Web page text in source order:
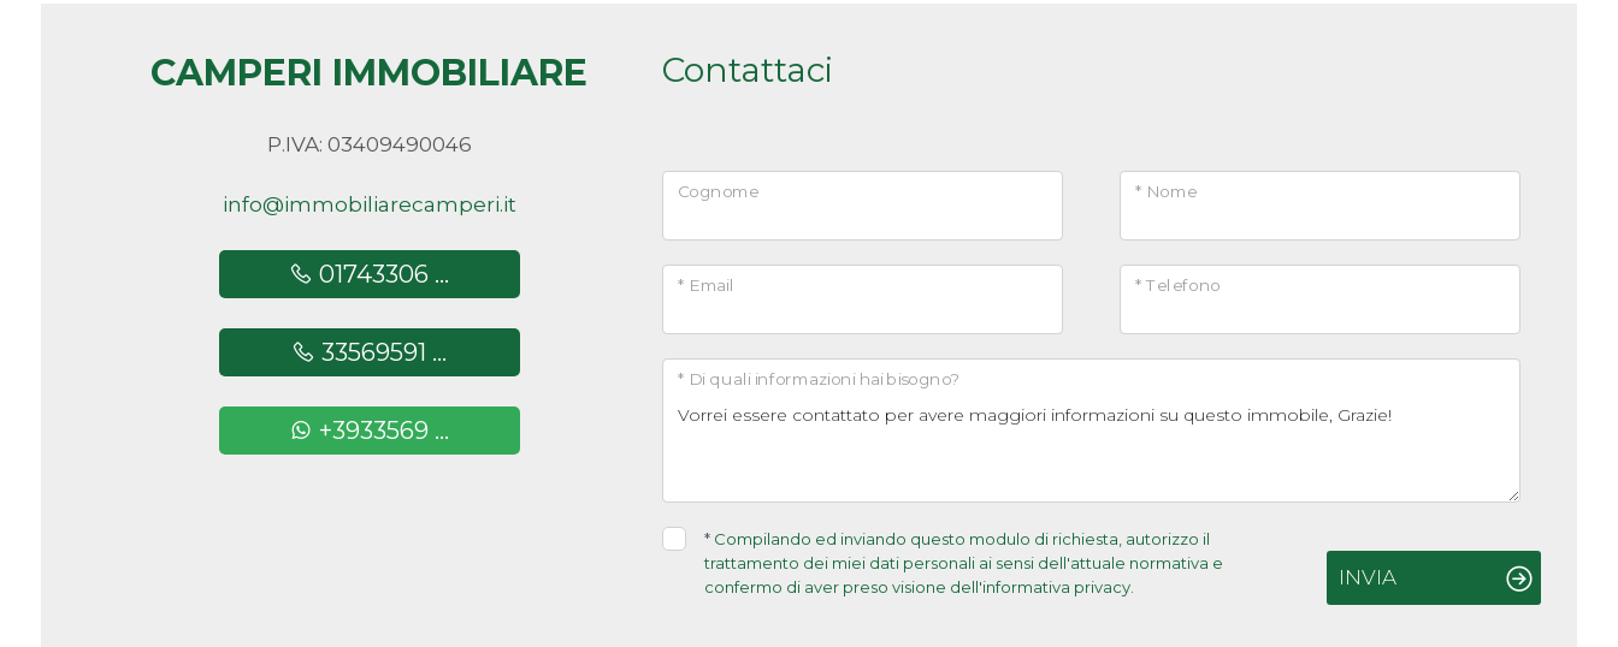
CAMPERI IMMOBILIARE
P.IVA: 03409490046
info@immobiliarecamperi.it
01743306 ...
33569591 ...
+3933569 ...
Contattaci
* Nome
Cognome
* Telefono
* Email
* Di quali informazioni hai bisogno?
* Compilando ed inviando questo modulo di richiesta, autorizzo il
trattamento dei miei dati personali ai sensi dell'attuale normativa e
confermo di aver preso visione dell'informativa privacy.
INVIA